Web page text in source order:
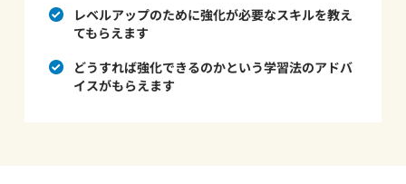
レベルアップのために強化が必要なスキルを教え
てもらえます
どうすれば強化できるのかという学習法のアドバ
イスがもらえます